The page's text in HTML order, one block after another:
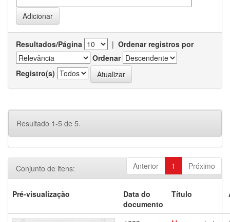
Resultados/Página | Ordenar registros por
Ordenar
Registro(s)
Resultado 1-5 de 5.
Anterior 1 Próximo
Conjunto de itens:
Pré-visualização
Data do
documento
Título